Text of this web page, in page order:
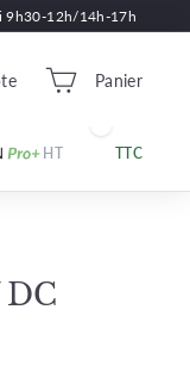
9h30-12h/14h-17h
Panier
HT TTC
DC